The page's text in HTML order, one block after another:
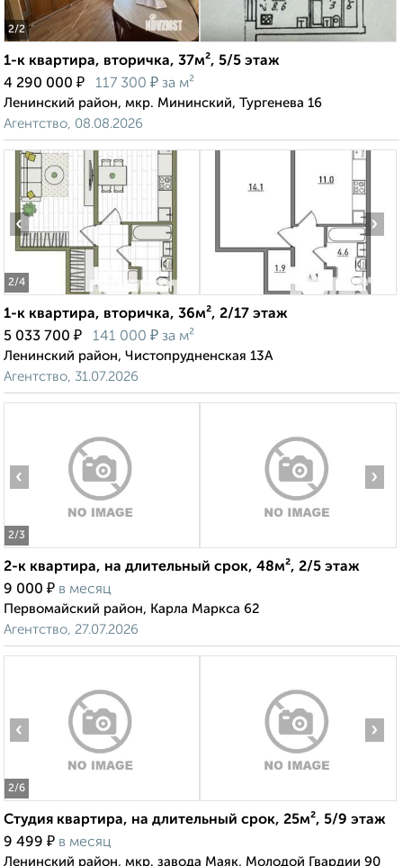
2/2
1-к квартира, вторичка, 37м², 5/5 этаж
4 290 000 ₽ 117 300 ₽ за м²
Ленинский район, мкр. Мининский, Тургенева 16
Агентство, 08.08.2026
2/4
‹ ›
1-к квартира, вторичка, 36м², 2/17 этаж
5 033 700 ₽ 141 000 ₽ за м²
Ленинский район, Чистопрудненская 13А
Агентство, 31.07.2026
2/3
‹ ›
2-к квартира, на длительный срок, 48м², 2/5 этаж
9 000 ₽ в месяц
Первомайский район, Карла Маркса 62
Агентство, 27.07.2026
2/6
‹ ›
Студия квартира, на длительный срок, 25м², 5/9 этаж
9 499 ₽ в месяц
Ленинский район, мкр. завода Маяк, Молодой Гвардии 90